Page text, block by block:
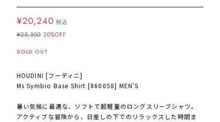
¥20,240 税込
¥25,300 20%OFF
SOLD OUT
HOUDINI [フーディニ]
Ms Symbio Base Shirt [860058] MEN'S
暑い気候に最適な、ソフトで超軽量のロングスリーブシャツ。
アクティブな冒険から、日差しの下でのリラックスした時間ま